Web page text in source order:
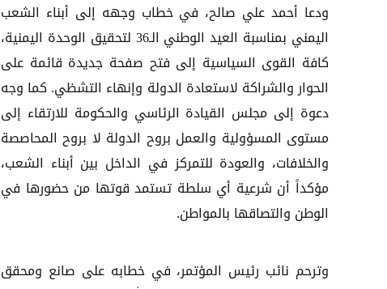
ودعا أحمد علي صالح، في خطاب وجهه إلى أبناء الشعب
اليمني بمناسبة العيد الوطني الـ36 لتحقيق الوحدة اليمنية،
كافة القوى السياسية إلى فتح صفحة جديدة قائمة على
الحوار والشراكة لاستعادة الدولة وإنهاء التشظي. كما وجه
دعوة إلى مجلس القيادة الرئاسي والحكومة للارتقاء إلى
مستوى المسؤولية والعمل بروح الدولة لا بروح المحاصصة
والخلافات، والعودة للتمركز في الداخل بين أبناء الشعب،
مؤكداً أن شرعية أي سلطة تستمد قوتها من حضورها في
الوطن والتصاقها بالمواطن.
وترحم نائب رئيس المؤتمر، في خطابه على صانع ومحقق